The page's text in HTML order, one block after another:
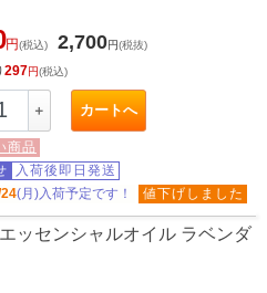
円(税込) 2,700円(税抜)
297円(税込)
＋ カートへ
商品
入荷後即日発送
(月)入荷予定です！ 値下げしました
ッセンシャルオイル ラベンダ